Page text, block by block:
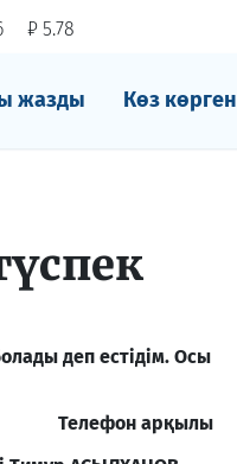
₽ 5.78
жазды Көз көрген
деп естідім. Осы
Телефон арқылы